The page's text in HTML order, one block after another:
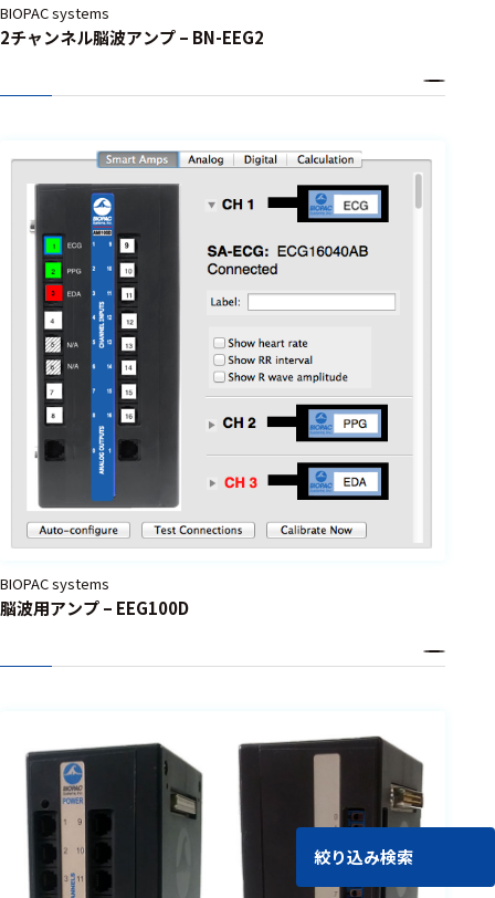
BIOPAC systems
2チャンネル脳波アンプ – BN-EEG2
BIOPAC systems
脳波用アンプ – EEG100D
絞り込み検索